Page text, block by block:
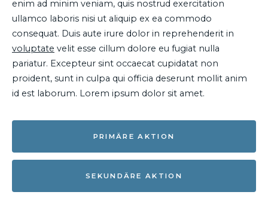
enim ad minim veniam, quis nostrud exercitation
ullamco laboris nisi ut aliquip ex ea commodo
consequat. Duis aute irure dolor in reprehenderit in
voluptate velit esse cillum dolore eu fugiat nulla
pariatur. Excepteur sint occaecat cupidatat non
proident, sunt in culpa qui officia deserunt mollit anim
id est laborum. Lorem ipsum dolor sit amet.
PRIMÄRE AKTION
SEKUNDÄRE AKTION